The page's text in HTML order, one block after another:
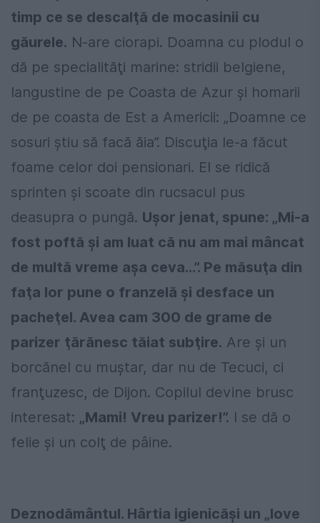
timp ce se descalţă de mocasinii cu
găurele. N-are ciorapi. Doamna cu plodul o
dă pe specialităţi marine: stridii belgiene,
langustine de pe Coasta de Azur și homarii
de pe coasta de Est a Americii: „Doamne ce
sosuri știu să facă ăia”. Discuţia le-a făcut
foame celor doi pensionari. El se ridică
sprinten și scoate din rucsacul pus
deasupra o pungă. Ușor jenat, spune: „Mi-a
fost poftă și am luat că nu am mai mâncat
de multă vreme așa ceva...”. Pe măsuţa din
faţa lor pune o franzelă și desface un
pacheţel. Avea cam 300 de grame de
parizer ţărănesc tăiat subţire. Are și un
borcănel cu muștar, dar nu de Tecuci, ci
franţuzesc, de Dijon. Copilul devine brusc
interesat: „Mami! Vreu parizer!”. I se dă o
felie și un colţ de pâine.
Deznodământul. Hârtia igienicăși un „love